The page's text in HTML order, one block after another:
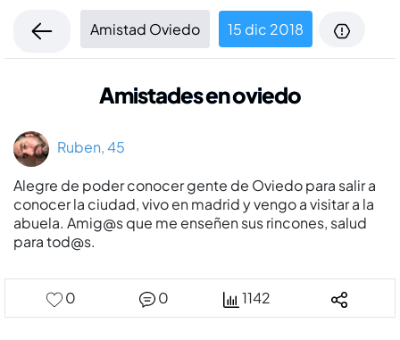
Amistad Oviedo 15 dic 2018
Amistades en oviedo
Ruben, 45
Alegre de poder conocer gente de Oviedo para salir a
conocer la ciudad, vivo en madrid y vengo a visitar a la
abuela. Amig@s que me enseñen sus rincones, salud
para tod@s.
0 0 1142